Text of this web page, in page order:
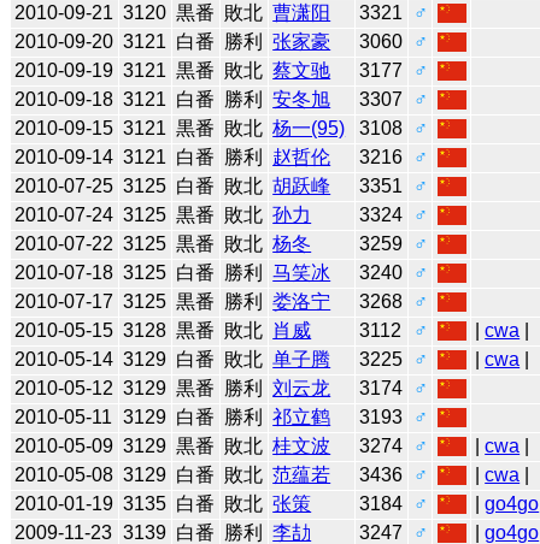
2010-09-21 3120 黒番 敗北 曹潇阳 3321
♂
2010-09-20 3121 白番 勝利 张家豪 3060
♂
2010-09-19 3121 黒番 敗北 蔡文驰 3177
♂
2010-09-18 3121 白番 勝利 安冬旭 3307
♂
2010-09-15 3121 黒番 敗北 杨一(95) 3108
♂
2010-09-14 3121 白番 勝利 赵哲伦 3216
♂
2010-07-25 3125 白番 敗北 胡跃峰 3351
♂
2010-07-24 3125 黒番 敗北 孙力 3324
♂
2010-07-22 3125 黒番 敗北 杨冬 3259
♂
2010-07-18 3125 白番 勝利 马笑冰 3240
♂
2010-07-17 3125 黒番 勝利 娄洛宁 3268
♂
2010-05-15 3128 黒番 敗北 肖威 3112 ♂ |cwa
2010-05-14 3129 白番 敗北 单子腾 3225 ♂ |cwa
2010-05-12 3129 黒番 勝利 刘云龙 3174
♂
2010-05-11 3129 白番 勝利 祁立鹤 3193
♂
2010-05-09 3129 黒番 敗北 桂文波 3274 ♂ |cwa
2010-05-08 3129 白番 敗北 范蕴若 3436 ♂ |cwa
2010-01-19 3135 白番 敗北 张策 3184 ♂ |go4go
2009-11-23 3139 白番 勝利 李劼 3247 ♂ |go4go